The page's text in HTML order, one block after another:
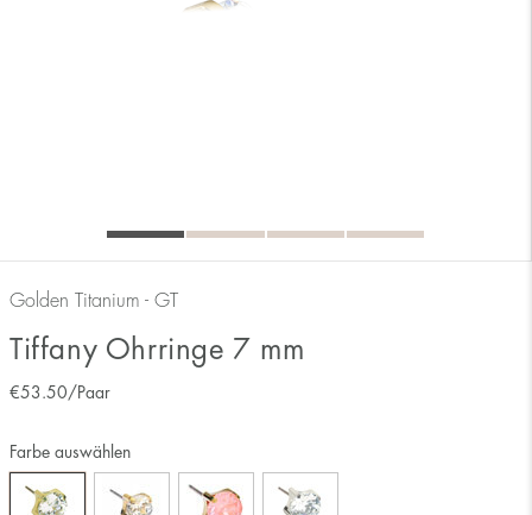
Golden Titanium - GT
Tiffany Ohrringe 7 mm
€53.50 /Paar
Farbe auswählen